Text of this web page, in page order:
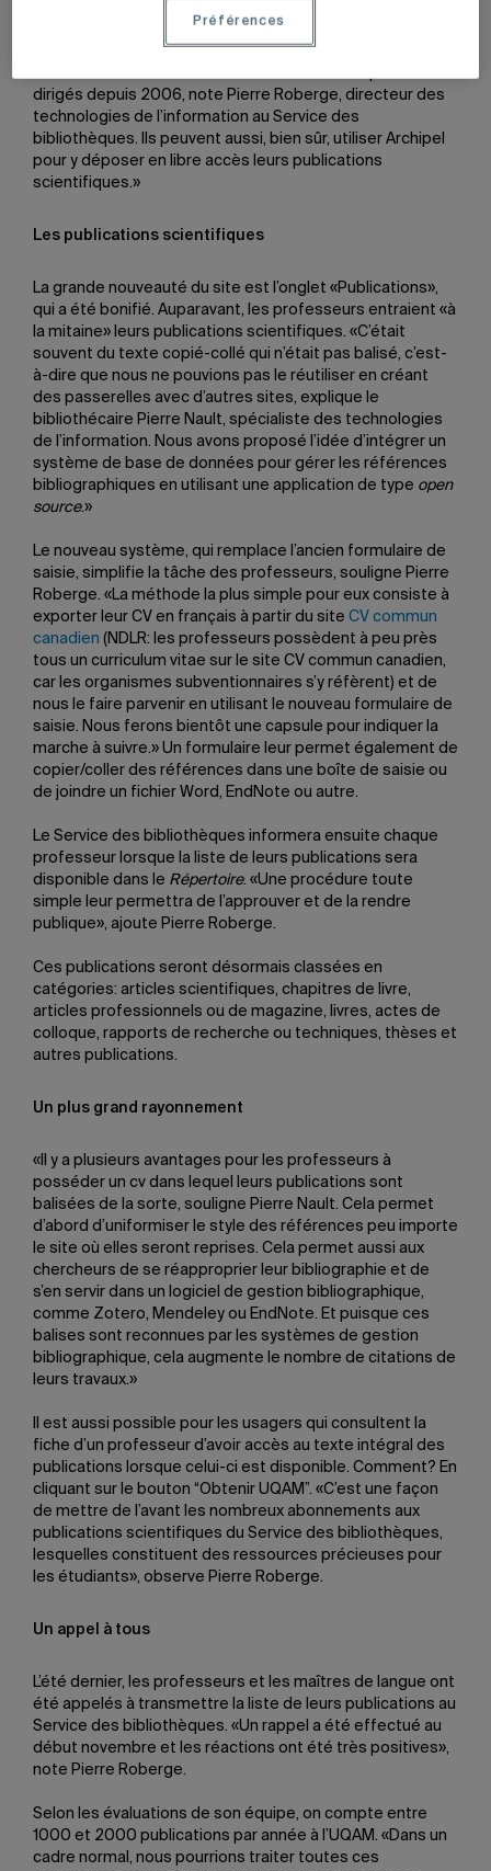
de services à la collectivité. «Le Répertoire
lié au dépôt institutionnelArchipel, ce qui permet de
dirigés depuis 2006, note Pierre Roberge, directeur des
technologies de l’information au Service des
bibliothèques. Ils peuvent aussi, bien sûr, utiliser Archipel
pour y déposer en libre accès leurs publications
scientifiques.»
Les publications scientifiques
La grande nouveauté du site est l’onglet «Publications»,
qui a été bonifié. Auparavant, les professeurs entraient «à
la mitaine» leurs publications scientifiques. «C’était
souvent du texte copié-collé qui n’était pas balisé, c’est-
à-dire que nous ne pouvions pas le réutiliser en créant
des passerelles avec d’autres sites, explique le
bibliothécaire Pierre Nault, spécialiste des technologies
de l’information. Nous avons proposé l’idée d’intégrer un
système de base de données pour gérer les références
bibliographiques en utilisant une application de type open
source.»
Le nouveau système, qui remplace l’ancien formulaire de
saisie, simplifie la tâche des professeurs, souligne Pierre
Roberge. «La méthode la plus simple pour eux consiste à
exporter leur CV en français à partir du site CV commun
canadien (NDLR: les professeurs possèdent à peu près
tous un curriculum vitae sur le site CV commun canadien,
car les organismes subventionnaires s’y réfèrent) et de
nous le faire parvenir en utilisant le nouveau formulaire de
saisie. Nous ferons bientôt une capsule pour indiquer la
marche à suivre.» Un formulaire leur permet également de
copier/coller des références dans une boîte de saisie ou
de joindre un fichier Word, EndNote ou autre.
Le Service des bibliothèques informera ensuite chaque
professeur lorsque la liste de leurs publications sera
disponible dans le Répertoire. «Une procédure toute
simple leur permettra de l’approuver et de la rendre
publique», ajoute Pierre Roberge.
Ces publications seront désormais classées en
catégories: articles scientifiques, chapitres de livre,
articles professionnels ou de magazine, livres, actes de
colloque, rapports de recherche ou techniques, thèses et
autres publications.
Un plus grand rayonnement
«Il y a plusieurs avantages pour les professeurs à
posséder un cv dans lequel leurs publications sont
balisées de la sorte, souligne Pierre Nault. Cela permet
d’abord d’uniformiser le style des références peu importe
le site où elles seront reprises. Cela permet aussi aux
chercheurs de se réapproprier leur bibliographie et de
s’en servir dans un logiciel de gestion bibliographique,
comme Zotero, Mendeley ou EndNote. Et puisque ces
balises sont reconnues par les systèmes de gestion
bibliographique, cela augmente le nombre de citations de
leurs travaux.»
Il est aussi possible pour les usagers qui consultent la
fiche d’un professeur d’avoir accès au texte intégral des
publications lorsque celui-ci est disponible. Comment? En
cliquant sur le bouton “Obtenir UQAM”. «C’est une façon
de mettre de l’avant les nombreux abonnements aux
publications scientifiques du Service des bibliothèques,
lesquelles constituent des ressources précieuses pour
les étudiants», observe Pierre Roberge.
Un appel à tous
L’été dernier, les professeurs et les maîtres de langue ont
été appelés à transmettre la liste de leurs publications au
Service des bibliothèques. «Un rappel a été effectué au
début novembre et les réactions ont été très positives»,
note Pierre Roberge.
Selon les évaluations de son équipe, on compte entre
1000 et 2000 publications par année à l’UQAM. «Dans un
cadre normal, nous pourrions traiter toutes ces
Préférences